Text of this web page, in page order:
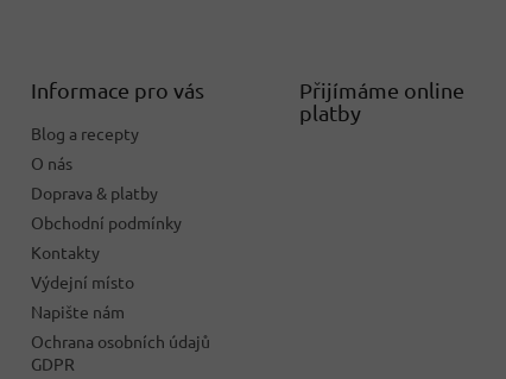
Informace pro vás
Blog a recepty
O nás
Doprava & platby
Obchodní podmínky
Kontakty
Výdejní místo
Napište nám
Ochrana osobních údajů
GDPR
Přijímáme online
platby